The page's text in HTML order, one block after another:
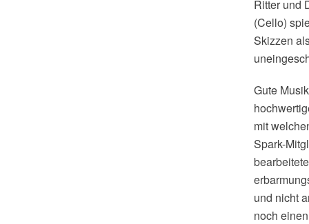
Ritter und
(Cello)
Skizzen
Gute
mit
Spark-
und nicht
noch